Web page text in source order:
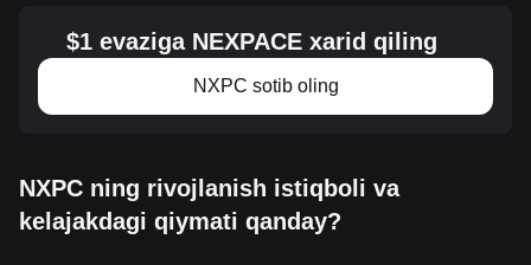
$1 evaziga NEXPACE xarid qiling
NXPC sotib oling
NXPC ning rivojlanish istiqboli va
kelajakdagi qiymati qanday?